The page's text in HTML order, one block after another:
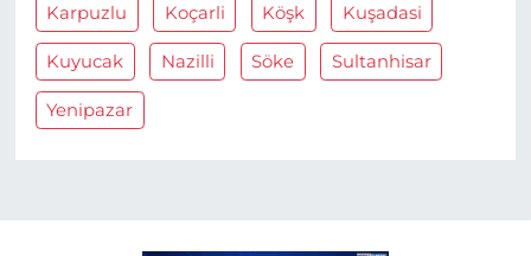
Karpuzlu Koçarli Köşk Kuşadasi
Kuyucak Nazilli Söke Sultanhisar
Yenipazar